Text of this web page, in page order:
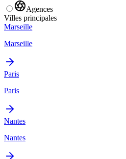
Agences
Villes principales
Marseille
Marseille
Paris
Paris
Nantes
Nantes